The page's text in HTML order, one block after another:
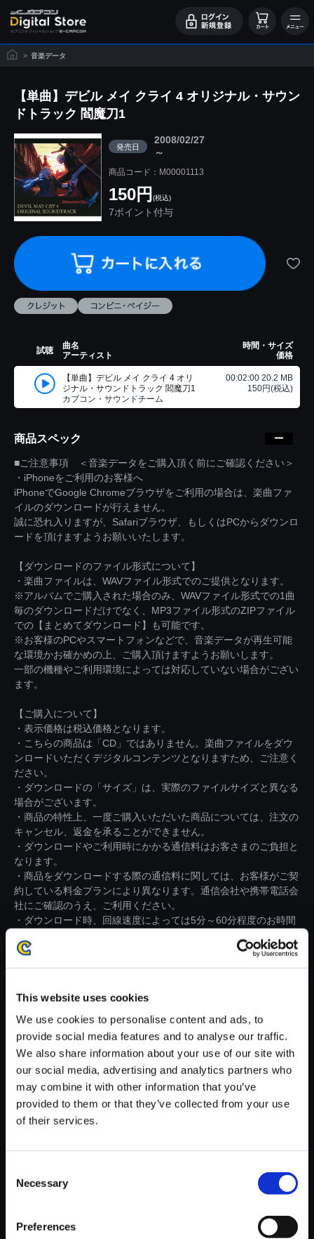
This website uses cookies
We use cookies to personalise content and ads, to
provide social media features and to analyse our traffic.
We also share information about your use of our site with
our social media, advertising and analytics partners who
may combine it with other information that you’ve
provided to them or that they’ve collected from your use
of their services.
Selection
Necessary
Preferences
> 音楽データ
【単曲】デビル メイ クライ 4 オリジナル・サウン
ドトラック 閻魔刀1
発売日
2008/02/27
～
商品コード：M00001113
150円 (税込)
7ポイント付与
試聴
曲名
アーティスト
時間・サイズ
価格
【単曲】デビル メイ クライ 4 オリ
ジナル・サウンドトラック 閻魔刀1
カプコン・サウンドチーム
00:02:00 20.2 MB
150円(税込)
商品スペック
■ご注意事項 ＜音楽データをご購入頂く前にご確認ください＞
・iPhoneをご利用のお客様へ
iPhoneでGoogle Chromeブラウザをご利用の場合は、楽曲ファ
イルのダウンロードが行えません。
誠に恐れ入りますが、Safariブラウザ、もしくはPCからダウンロ
ードを頂けますようお願いいたします。
【ダウンロードのファイル形式について】
・楽曲ファイルは、WAVファイル形式でのご提供となります。
※アルバムでご購入された場合のみ、WAVファイル形式での1曲
毎のダウンロードだけでなく、MP3ファイル形式のZIPファイル
での【まとめてダウンロード】も可能です。
※お客様のPCやスマートフォンなどで、音楽データが再生可能
な環境かお確かめの上、ご購入頂けますようお願いします。
一部の機種やご利用環境によっては対応していない場合がござい
ます。
【ご購入について】
・表示価格は税込価格となります。
・こちらの商品は「CD」ではありません。楽曲ファイルをダウ
ンロードいただくデジタルコンテンツとなりますため、ご注意く
ださい。
・ダウンロードの「サイズ」は、実際のファイルサイズと異なる
場合がございます。
・商品の特性上、一度ご購入いただいた商品については、注文の
キャンセル、返金を承ることができません。
・ダウンロードやご利用時にかかる通信料はお客さまのご負担と
なります。
・商品をダウンロードする際の通信料に関しては、お客様がご契
約している料金プランにより異なります。通信会社や携帯電話会
社にご確認のうえ、ご利用ください。
・ダウンロード時、回線速度によっては5分～60分程度のお時間
※ご購入いただいたファイルのダウンロードの際には、通信環境
【単曲】デビル メイ クライ 4 オ
リジナル・サウンドトラック 閻
魔刀1